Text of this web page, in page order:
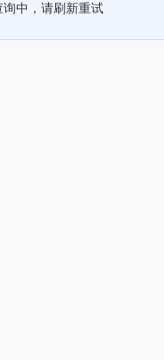
询中，请刷新重试